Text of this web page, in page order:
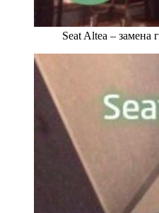
Seat Altea – замена